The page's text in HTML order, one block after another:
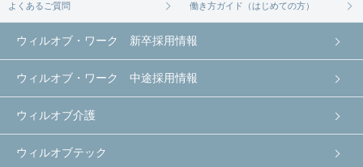
よくあるご質問 働き方ガイド（はじめての方）
ウィルオブ・ワーク 新卒採用情報
ウィルオブ・ワーク 中途採用情報
ウィルオブ介護
ウィルオブテック